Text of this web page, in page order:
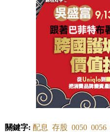
關鍵字: 配息 存股 0050 0056